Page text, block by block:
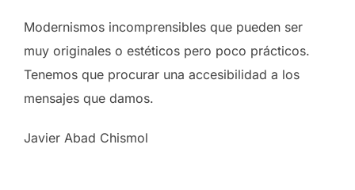
Modernismos incomprensibles que pueden ser
muy originales o estéticos pero poco prácticos.
Tenemos que procurar una accesibilidad a los
mensajes que damos.
Javier Abad Chismol